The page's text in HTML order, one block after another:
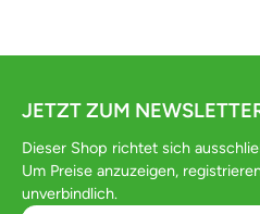
JETZT ZUM
Dieser Shop richtet sich
Um Preise anzuzeigen,
unverbindlich.